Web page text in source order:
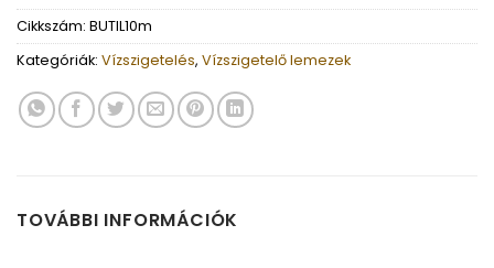
Cikkszám: BUTIL10m
Kategóriák: Vízszigetelés, Vízszigetelő lemezek
TOVÁBBI INFORMÁCIÓK